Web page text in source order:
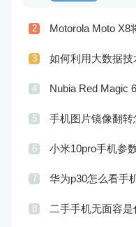
2
3 如何利用大数据技
4
5 手机图片镜像翻转
6 小米10pro手机参
7 华为p30怎么看手
8 二手手机无面容是